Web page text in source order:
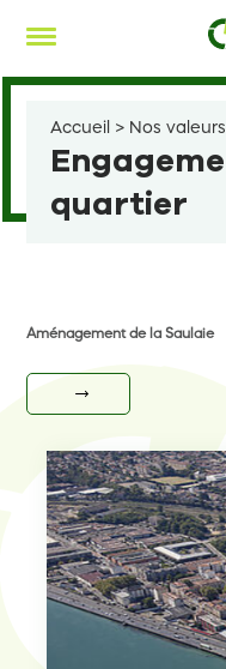
contenu
Accueil > Nos valeurs
quartier
Aménagement de la Saulaie